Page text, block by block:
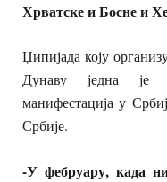
Хрватске и Босне и
Џипијада коју
Дунаву једна је
манифестација у
Србије.
-У фебруару, када